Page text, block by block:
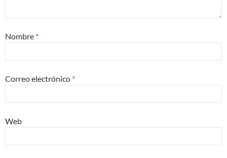
Nombre *
Correo electrónico *
Web